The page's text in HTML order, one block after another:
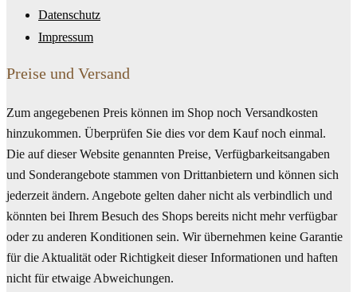
Datenschutz
Impressum
Preise und Versand
Zum angegebenen Preis können im Shop noch Versandkosten
hinzukommen. Überprüfen Sie dies vor dem Kauf noch einmal.
Die auf dieser Website genannten Preise, Verfügbarkeitsangaben
und Sonderangebote stammen von Drittanbietern und können sich
jederzeit ändern. Angebote gelten daher nicht als verbindlich und
könnten bei Ihrem Besuch des Shops bereits nicht mehr verfügbar
oder zu anderen Konditionen sein. Wir übernehmen keine Garantie
für die Aktualität oder Richtigkeit dieser Informationen und haften
nicht für etwaige Abweichungen.